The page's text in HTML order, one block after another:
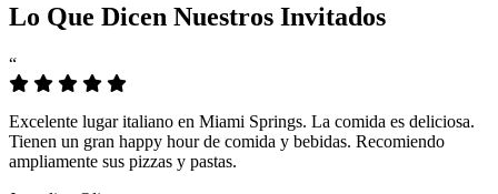
Lo Que Dicen Nuestros Invitados
“
Excelente lugar italiano en Miami Springs. La comida es deliciosa.
Tienen un gran happy hour de comida y bebidas. Recomiendo
ampliamente sus pizzas y pastas.